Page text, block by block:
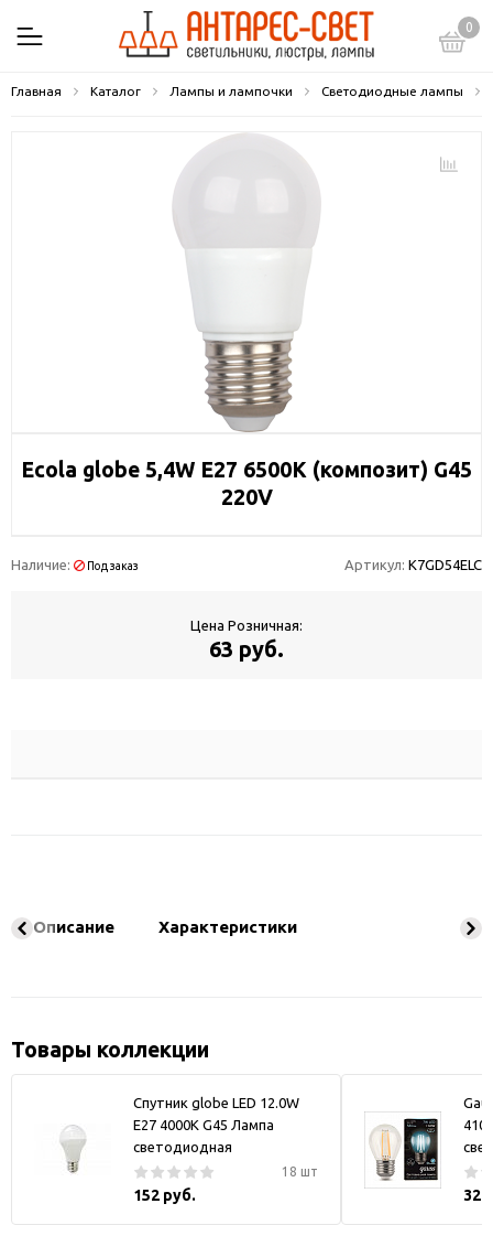
0
Главная Каталог Лампы и лампочки Светодиодные лампы
Ecola globe 5,4W E27 6500K (композит) G45
220V
Наличие: Под заказ Артикул: K7GD54ELC
Цена Розничная:
63 руб.
Описание Характеристики
Товары коллекции
Спутник globe LED 12.0W
E27 4000K G45 Лампа
светодиодная
18 шт
152 руб.